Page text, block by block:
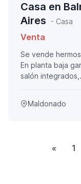
Casa en
Aires
- Casa
Venta
Se vende
En planta baja
salón
Maldonado
« 1